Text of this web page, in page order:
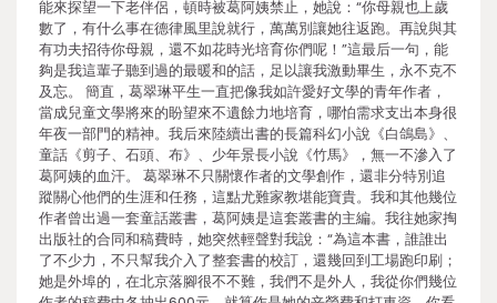
能來探望一下老伴侶，頓時被葛阿姨禁止，她說：“你母親也上歲
數了，有什么事在德律風里說就行，萬萬別讓她往返跑。再說與其
有功夫招待你母親，還不如花時光培育你們呢！”這最后一句，能
夠是我這輩子聽到過的最暖和的話，足以讓我激動畢生，永不克不
及忘。 簡直，葛翠琳平生一直把像我如許愛好文學的青年作者，
當成兒童文學將來的盼望來不遺餘力地培育，哪怕需求支出本身很
年夜一部門的精神。我后來陸續出書的長篇科幻小說《白鴿島》、
童話《剪子、石頭、布》、少年景長小說《竹馬》，無一不滲入了
葛阿姨的血汗。 葛翠琳不只關懷作者的文學創作，還非分特別追
蹤關心他們的生涯和任務，這點尤難家教堪能寶貴。我和其他幾位
作者曾出過一套童話叢書，葛阿姨是這套叢書的主編。我往她家掏
出版社的合同和稿費時，她突然輕聲對我說：“為這本書，誰誰出
了不少力，不只幫我介入了整套書的校訂，還幾回到工場跑印刷；
她是外埠的，在北京落腳很不不難，我們不是外人，我從你們幾位